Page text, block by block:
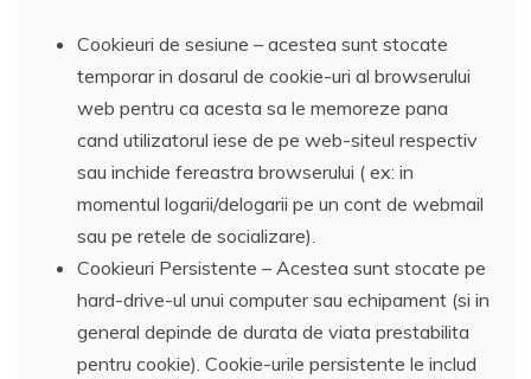
Cookieuri de sesiune – acestea sunt stocate
temporar in dosarul de cookie-uri al browserului
web pentru ca acesta sa le memoreze pana
cand utilizatorul iese de pe web-siteul respectiv
sau inchide fereastra browserului ( ex: in
momentul logarii/delogarii pe un cont de webmail
sau pe retele de socializare).
Cookieuri Persistente – Acestea sunt stocate pe
hard-drive-ul unui computer sau echipament (si in
general depinde de durata de viata prestabilita
pentru cookie). Cookie-urile persistente le includ